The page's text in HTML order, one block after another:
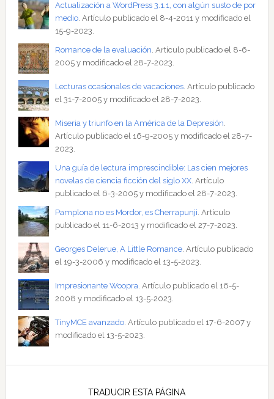
Actualización a WordPress 3.1.1, con algún susto de por
medio. Artículo publicado el 8-4-2011 y modificado el
15-9-2023.
Romance de la evaluación. Artículo publicado el 8-6-
2005 y modificado el 28-7-2023.
Lecturas ocasionales de vacaciones. Artículo publicado
el 31-7-2005 y modificado el 28-7-2023.
Miseria y triunfo en la América de la Depresión.
Artículo publicado el 16-9-2005 y modificado el 28-7-
2023.
Una guía de lectura imprescindible: Las cien mejores
novelas de ciencia ficción del siglo XX. Artículo
publicado el 6-3-2005 y modificado el 28-7-2023.
Pamplona no es Mordor, es Cherrapunji. Artículo
publicado el 11-6-2013 y modificado el 27-7-2023.
Georges Delerue, A Little Romance. Artículo publicado
el 19-3-2006 y modificado el 13-5-2023.
Impresionante Woopra. Artículo publicado el 16-5-
2008 y modificado el 13-5-2023.
TinyMCE avanzado. Artículo publicado el 17-6-2007 y
modificado el 13-5-2023.
TRADUCIR ESTA PÁGINA